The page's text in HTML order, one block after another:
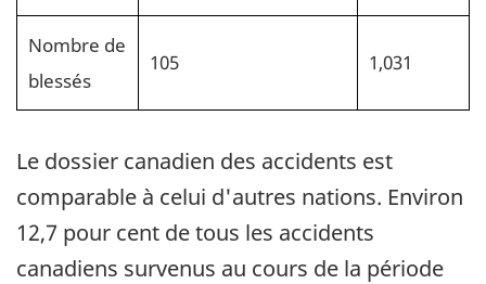
Nombre de
blessés
105 1,031
Le dossier canadien des accidents est
comparable à celui d'autres nations. Environ
12,7 pour cent de tous les accidents
canadiens survenus au cours de la période